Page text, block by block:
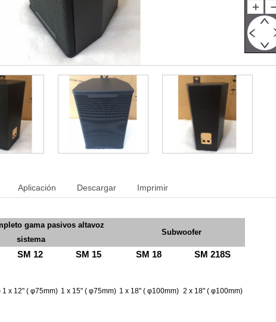
Aplicación Descargar Imprimir
gama pasivos altavoz
sistema
Subwoofer
SM 12 SM 15 SM 18 SM 218S
1 x 12" ( φ75mm) 1 x 15" ( φ75mm) 1 x 18" ( φ100mm) 2 x 18" ( φ100mm)